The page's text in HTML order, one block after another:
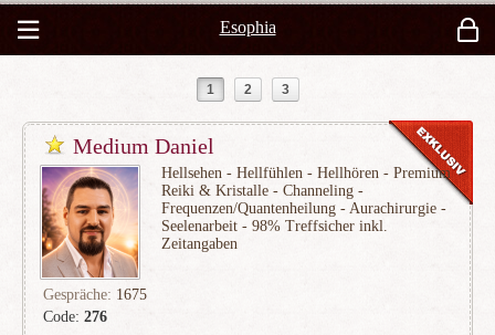
Esophia
1 2 3
Medium Daniel
Code: 276
Hellsehen - Hellfühlen - Hellhören - Premium
Reiki & Kristalle - Channeling -
Frequenzen/Quantenheilung - Aurachirurgie -
Seelenarbeit - 98% Treffsicher inkl.
Zeitangaben
Gespräche: 1675